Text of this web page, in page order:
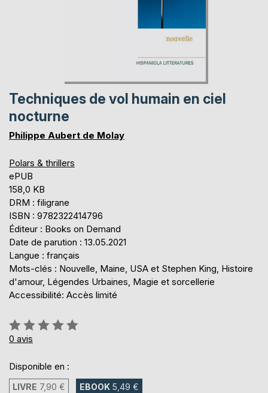
Techniques de vol humain en ciel
nocturne
Philippe Aubert de Molay
Polars & thrillers
ePUB
158,0 KB
DRM : filigrane
ISBN : 9782322414796
Éditeur : Books on Demand
Date de parution : 13.05.2021
Langue : français
Mots-clés : Nouvelle, Maine, USA et Stephen King, Histoire
d'amour, Légendes Urbaines, Magie et sorcellerie
Accessibilité: Accès limité
Évaluation:
0%
0 avis
Disponible en :
LIVRE 7,90 € EBOOK 5,49 €